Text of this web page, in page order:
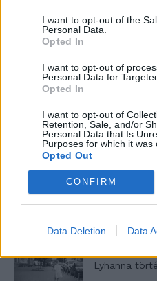
I want to opt-out of the
Personal Data.
Opted In
I want to opt-out of
Personal Data for
Opted In
I want to opt-out of
Retention, Sale, and/or
Personal Data that Is
Purposes for which it was
Opted Out
CONFIRM
Data Deletion Data
Képtelenek
kihívásaihoz?
Altatógázos
Lyhanna